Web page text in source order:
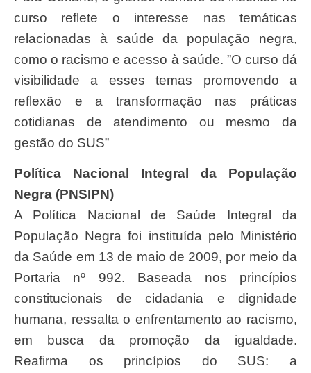
curso reflete o interesse nas temáticas
relacionadas à saúde da população negra,
como o racismo e acesso à saúde. ”O curso dá
visibilidade a esses temas promovendo a
reflexão e a transformação nas práticas
cotidianas de atendimento ou mesmo da
gestão do SUS”
Política Nacional Integral da População
Negra (PNSIPN)
A Política Nacional de Saúde Integral da
População Negra foi instituída pelo Ministério
da Saúde em 13 de maio de 2009, por meio da
Portaria nº 992. Baseada nos princípios
constitucionais de cidadania e dignidade
humana, ressalta o enfrentamento ao racismo,
em busca da promoção da igualdade.
Reafirma os princípios do SUS: a